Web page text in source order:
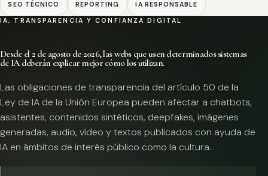
SEO TÉCNICO REPORTING IA RESPONSABLE
IA, TRANSPARENCIA Y CONFIANZA DIGITAL
Desde el 2 de agosto de 2026, las webs que usen determinados sistemas
de IA deberán explicar mejor cómo los utilizan.
Las obligaciones de transparencia del artículo 50 de la
Ley de IA de la Unión Europea pueden afectar a chatbots,
asistentes, contenidos sintéticos, deepfakes, imágenes
generadas, audio, vídeo y textos publicados con ayuda de
IA en ámbitos de interés público como la cultura.